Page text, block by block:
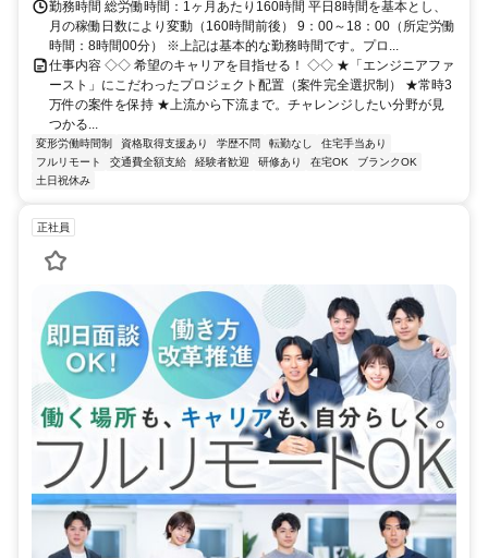
勤務時間 総労働時間：1ヶ月あたり160時間 平日8時間を基本とし、
月の稼働日数により変動（160時間前後） 9：00～18：00（所定労働
時間：8時間00分） ※上記は基本的な勤務時間です。プロ...
仕事内容 ◇◇ 希望のキャリアを目指せる！ ◇◇ ★「エンジニアファ
ースト」にこだわったプロジェクト配置（案件完全選択制） ★常時3
万件の案件を保持 ★上流から下流まで。チャレンジしたい分野が見
つかる...
変形労働時間制 資格取得支援あり 学歴不問 転勤なし
住宅手当あり
フルリモート
交通費全額支給 経験者歓迎 研修あり 在宅OK
ブランクOK
土日祝休み
正社員